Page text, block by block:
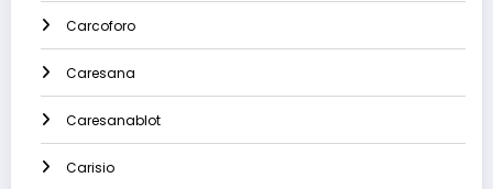
Carcoforo
Caresana
Caresanablot
Carisio